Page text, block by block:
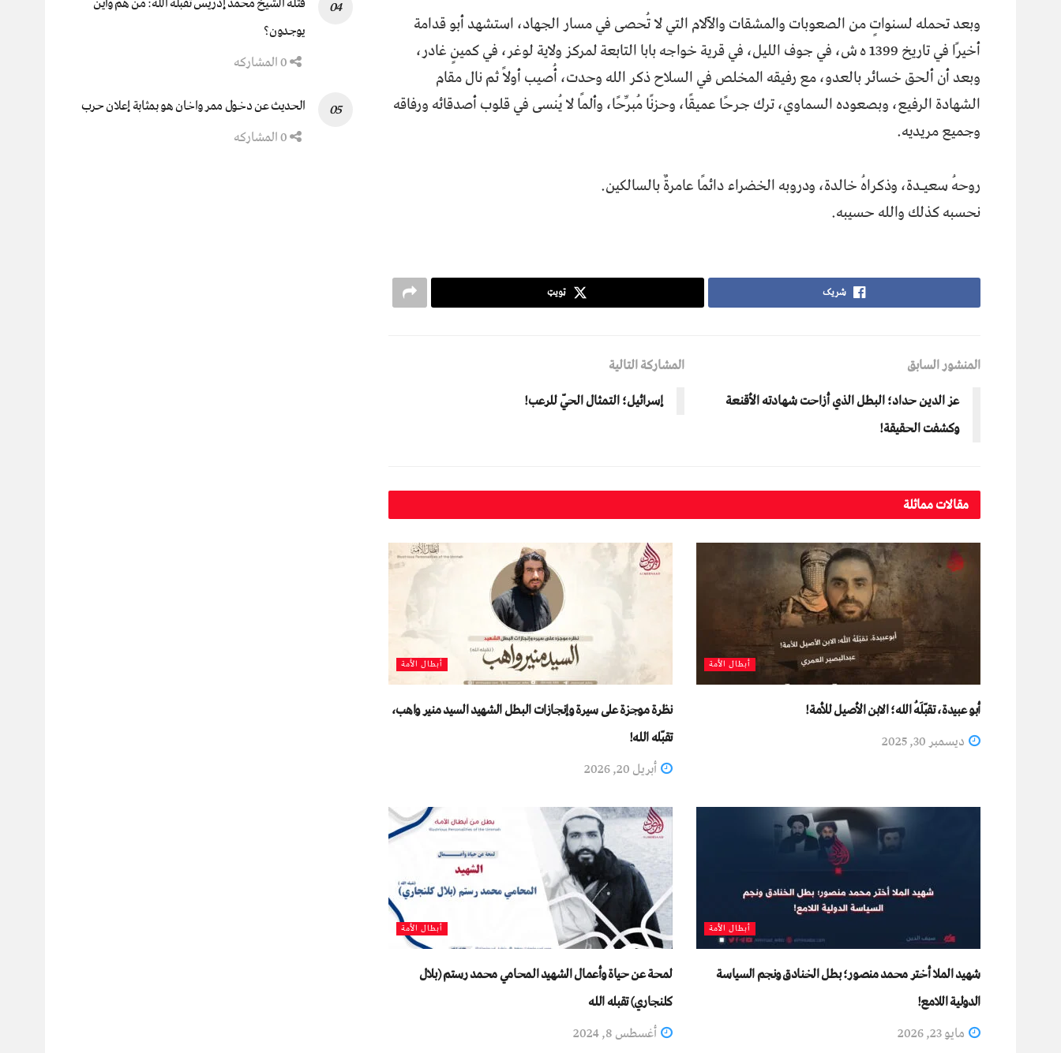
وبعد تحمله لسنواتٍ من الصعوبات والمشقات والآلام التي لا تُحصى في مسار الجهاد، استشهد أبو قدامة
أخيرًا في تاريخ 1399 ه ش، في جوف الليل، في قرية خواجه بابا التابعة لمركز ولاية لوغر، في كمينٍ غادر،
وبعد أن ألحق خسائر بالعدو، مع رفيقه المخلص في السلاح ذكر الله وحدت، أُصيب أولاً ثم نال مقام
الشهادة الرفيع، وبصعوده السماوي، ترك جرحًا عميقًا، وحزنًا مُبرِّحًا، وألمًا لا يُنسى في قلوب أصدقائه ورفاقه
وجميع مريديه.
روحهُ سعيـدة، وذكراهُ خالدة، ودروبه الخضراء دائمًا عامرةٌ بالسالكين.
نحسبه كذلك والله حسيبه.
شریک ټویټ
المنشور السابق
عز الدين حداد؛ البطل الذي أزاحت شهادته الأقنعة
وكشفت الحقيقة!
المشاركة التالية
إسرائيل؛ التمثال الحيّ للرعب!
مقالات مماثلة
أبطال الأمة
أبو عبيدة، تقبّلَهُ الله؛ الابن الأصيل للأمة!
ديسمبر 30, 2025
أبطال الأمة
نظرة موجزة على سیرة وإنجازات البطل الشهيد السيد منير واهب،
تقبّله الله!
أبريل 20, 2026
أبطال الأمة
شهيد الملا أختر محمد منصور؛ بطل الخنادق ونجم السياسة
الدولية اللامع!
مايو 23, 2026
أبطال الأمة
لمحة عن حياة وأعمال الشهيد المحامي محمد رستم (بلال
كلنجاري) تقبله الله
أغسطس 8, 2024
يوجدون؟
الحديث عن دخول ممر واخان هو بمثابة إعلان حرب